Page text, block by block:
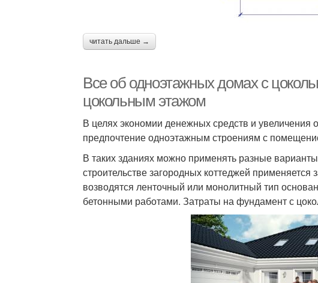
читать дальше →
Все об одноэтажных домах с
цокольным этажом
В целях экономии денежных средств и
предпочтение одноэтажным строениям с
В таких зданиях можно применять разные
строительстве загородных коттеджей
возводятся ленточный или монолитный тип
бетонными работами. Затраты на фундамент с